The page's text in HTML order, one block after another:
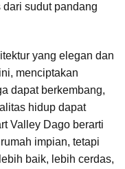
sudut pandang
yang elegan dan
menciptakan
dapat berkembang,
hidup dapat
Valley Dago berarti
impian, tetapi
baik, lebih cerdas,